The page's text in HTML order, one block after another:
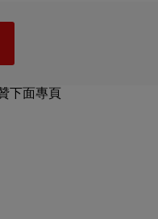
下面專頁